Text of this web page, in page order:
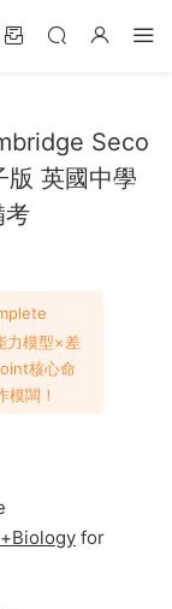
Seco
版 英國中學
考
力模型×差
核心命
模闆​！
for